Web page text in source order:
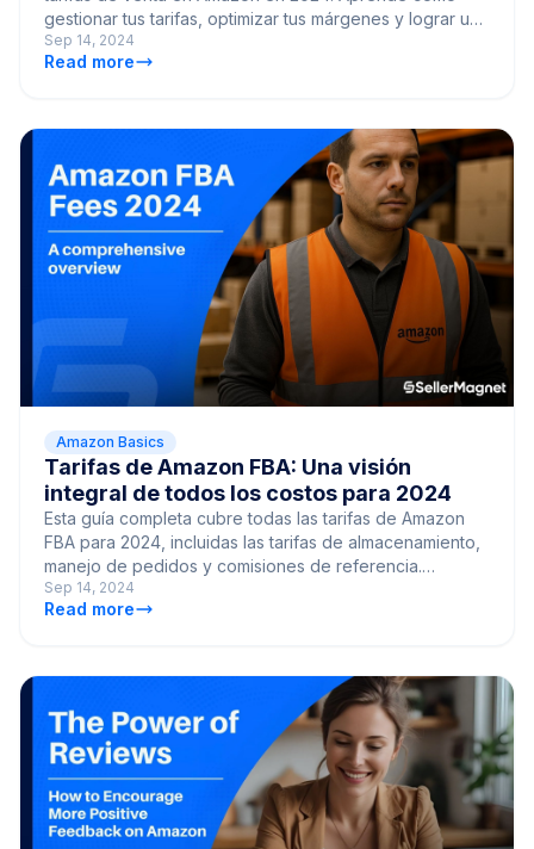
gestionar tus tarifas, optimizar tus márgenes y lograr una
rentabilidad a largo plazo en Amazon.
Sep 14, 2024
Read more
Amazon Basics
Tarifas de Amazon FBA: Una visión
integral de todos los costos para 2024
Esta guía completa cubre todas las tarifas de Amazon
FBA para 2024, incluidas las tarifas de almacenamiento,
manejo de pedidos y comisiones de referencia.
Descubra cómo gestionar estos costos de manera
efectiva.
Sep 14, 2024
Read more